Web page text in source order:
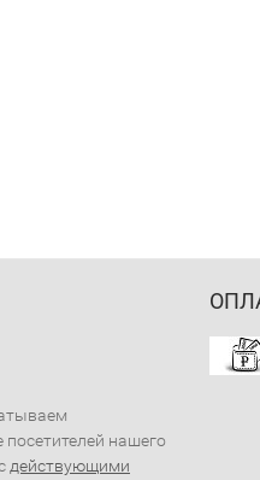
нашего
действующими